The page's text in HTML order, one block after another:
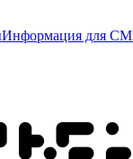
Информация для